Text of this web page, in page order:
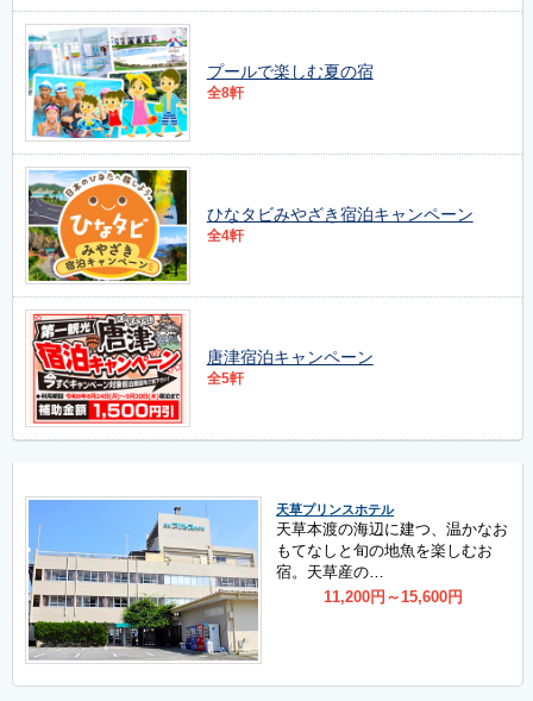
プールで楽しむ夏の宿
全8軒
ひなタビみやざき宿泊キャンペーン
全4軒
唐津宿泊キャンペーン
全5軒
天草プリンスホテル
天草本渡の海辺に建つ、温かなお
もてなしと旬の地魚を楽しむお
宿。天草産の…
11,200円 ～15,600円